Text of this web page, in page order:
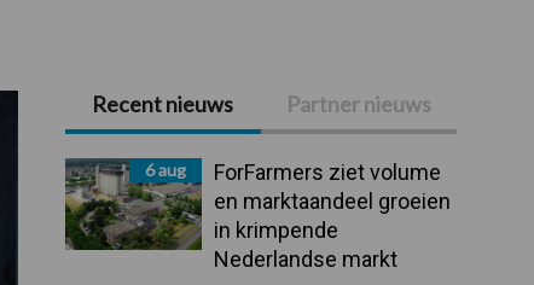
Primaire
Sidebar
Recent nieuws Partner nieuws
6 aug
ForFarmers ziet volume
en marktaandeel groeien
in krimpende
Nederlandse markt